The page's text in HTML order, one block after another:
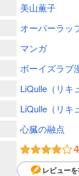
美山薫子
オーバーラッ
マンガ
ボーイズラブ
LiQulle（リキ
LiQulle（リキ
心臓の融点
レビューを